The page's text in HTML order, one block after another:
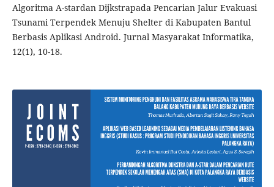
Algoritma A-stardan Dijkstrapada Pencarian Jalur Evakuasi
Tsunami Terpendek Menuju Shelter di Kabupaten Bantul
Berbasis Aplikasi Android. Jurnal Masyarakat Informatika,
12(1), 10-18.